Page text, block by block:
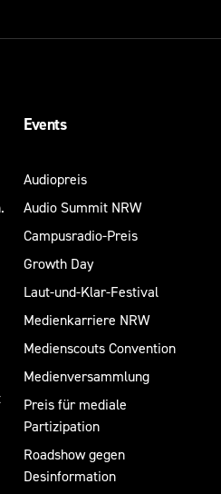
Events
Audiopreis
Audio Summit NRW
Campusradio-Preis
Growth Day
Laut-und-Klar-Festival
Medienkarriere NRW
Medienscouts Convention
Medienversammlung
Preis für mediale
Partizipation
Roadshow gegen
Desinformation